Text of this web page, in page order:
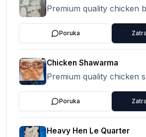
Premium quality chicken
Poruka
Chicken Shawarma
Premium quality chicken
Poruka
Heavy Hen Le Quarter